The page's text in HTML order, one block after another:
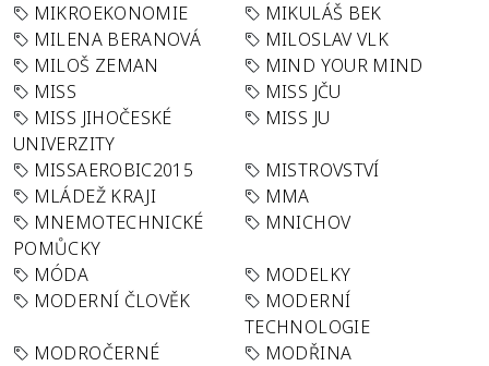
MIKROEKONOMIE
MIKULÁŠ BEK
MILENA BERANOVÁ
MILOSLAV VLK
MILOŠ ZEMAN
MIND YOUR MIND
MISS
MISS JČU
MISS JIHOČESKÉ
UNIVERZITY
MISS JU
MISSAEROBIC2015
MISTROVSTVÍ
MLÁDEŽ KRAJI
MMA
MNEMOTECHNICKÉ
POMŮCKY
MNICHOV
MÓDA
MODELKY
MODERNÍ ČLOVĚK
MODERNÍ
TECHNOLOGIE
MODROČERNÉ
MODŘINA